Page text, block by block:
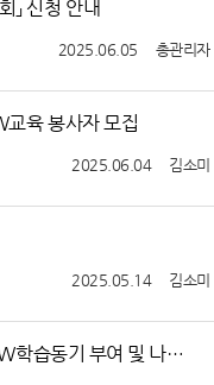
」 신청 안내
총관리자
2025.06.05
교육 봉사자 모집
김소미
2025.06.04
김소미
2025.05.14
2025년 SW 학습 S.O.S 프로그램(SW학습동기 부여 및 나만의 코스웨어) 안내문